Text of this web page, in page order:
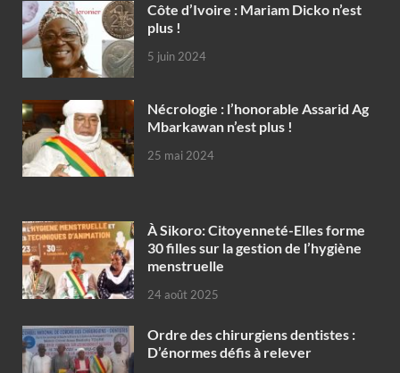
Côte d’Ivoire : Mariam Dicko n’est
plus !
5 juin 2024
Nécrologie : l’honorable Assarid Ag
Mbarkawan n’est plus !
25 mai 2024
À Sikoro: Citoyenneté-Elles forme
30 filles sur la gestion de l’hygiène
menstruelle
24 août 2025
Ordre des chirurgiens dentistes :
D’énormes défis à relever